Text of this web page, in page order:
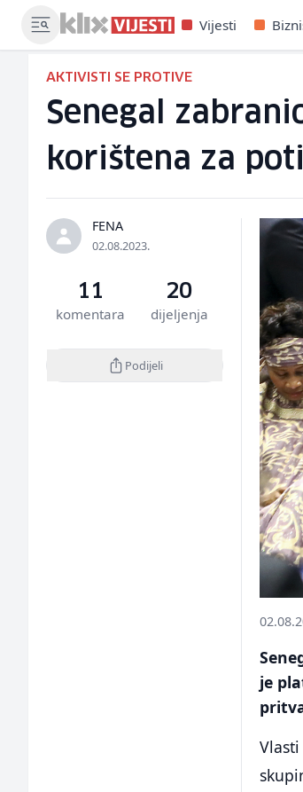
Vijesti
AKTIVISTI SE PROTIVE
Senegal
korištena za
FENA
02.08.2023.
11
komentara
20
dijeljenja
Podijeli
je